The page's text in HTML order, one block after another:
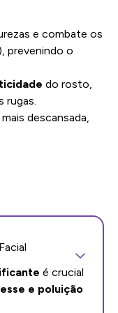
e combate os
prevenindo o
do rosto,
rugas.
descansada,
é crucial
e poluição